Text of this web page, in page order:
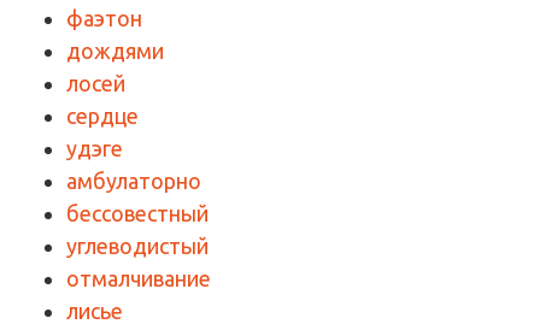
фаэтон
дождями
лосей
сердце
удэге
амбулаторно
бессовестный
углеводистый
отмалчивание
лисье